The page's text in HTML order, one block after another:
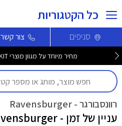
כל הקטגוריות
סניפים צור קשר
מחיר מיוחד על מגוון מוצרי PETKIT לחברי מועדון >>
רוונסבורגר - Ravensburger
עניין של זמן - Ravensburger